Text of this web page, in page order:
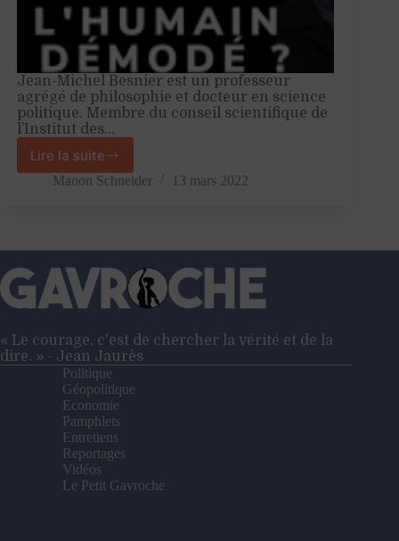
Jean-Michel Besnier est un professeur
agrégé de philosophie et docteur en science
politique. Membre du conseil scientifique de
l’Institut des…
Lire la suite
«
Le
défi
pour
les
valeurs
–
Entretien
avec
Jean-
Michel
Besnier
Manon Schneider 13 mars 2022
« Le courage, c'est de chercher la vérité et de la
dire. » - Jean Jaurès
Politique
Géopolitique
Economie
Pamphlets
Entretiens
Reportages
Vidéos
Le Petit Gavroche